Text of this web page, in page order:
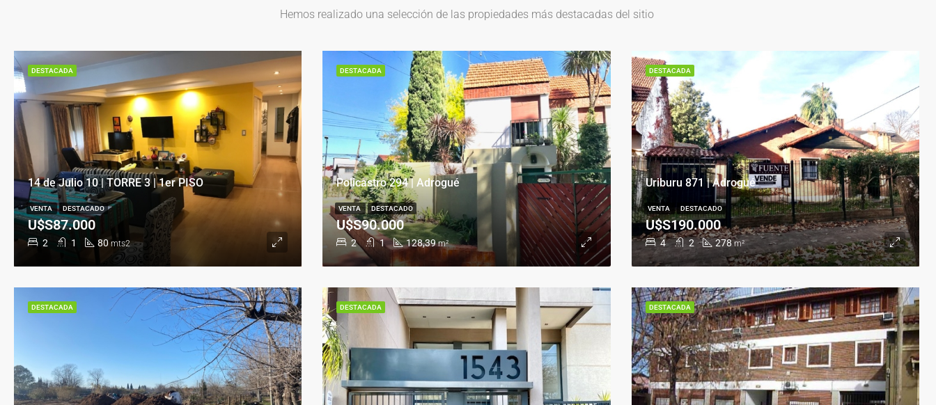
Hemos realizado una selección de las propiedades más destacadas del sitio
14 de Julio 10 | TORRE 3 | 1er PISO
2 1 80 mts2
U$S87.000
VENTA DESTACADO
DESTACADA
Policastro 294 | Adrogué
2 1 128,39 m²
U$S90.000
VENTA DESTACADO
DESTACADA
Uriburu 871 | Adrogué
4 2 278 m²
U$S190.000
VENTA DESTACADO
DESTACADA
DESTACADA DESTACADA DESTACADA